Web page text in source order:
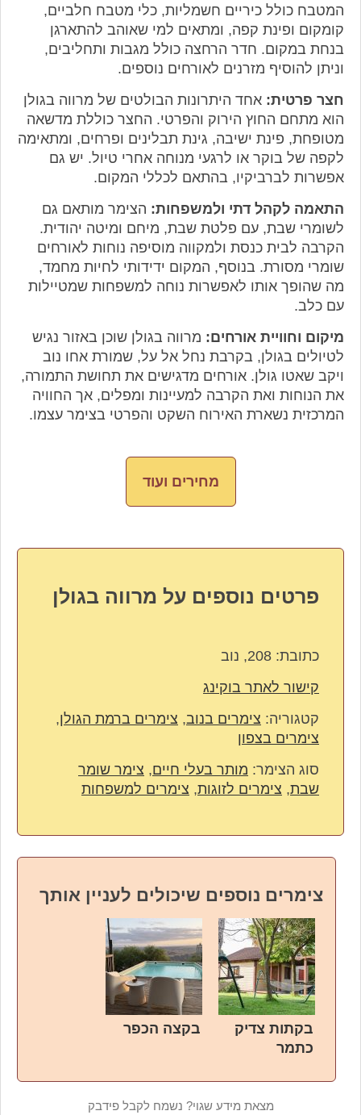
המטבח כולל כיריים חשמליות, כלי מטבח חלביים,
קומקום ופינת קפה, ומתאים למי שאוהב להתארגן
בנחת במקום. חדר הרחצה כולל מגבות ותחליבים,
וניתן להוסיף מזרנים לאורחים נוספים.
חצר פרטית: אחד היתרונות הבולטים של מרווה בגולן
הוא מתחם החוץ הירוק והפרטי. החצר כוללת מדשאה
מטופחת, פינת ישיבה, גינת תבלינים ופרחים, ומתאימה
לקפה של בוקר או לרגעי מנוחה אחרי טיול. יש גם
אפשרות לברביקיו, בהתאם לכללי המקום.
התאמה לקהל דתי ולמשפחות: הצימר מותאם גם
לשומרי שבת, עם פלטת שבת, מיחם ומיטה יהודית.
הקרבה לבית כנסת ולמקווה מוסיפה נוחות לאורחים
שומרי מסורת. בנוסף, המקום ידידותי לחיות מחמד,
מה שהופך אותו לאפשרות נוחה למשפחות שמטיילות
עם כלב.
מיקום וחוויית אורחים: מרווה בגולן שוכן באזור נגיש
לטיולים בגולן, בקרבת נחל אל על, שמורת אחו נוב
ויקב שאטו גולן. אורחים מדגישים את תחושת התמורה,
את הנוחות ואת הקרבה למעיינות ומפלים, אך החוויה
המרכזית נשארת האירוח השקט והפרטי בצימר עצמו.
מחירים ועוד
פרטים נוספים על מרווה בגולן
כתובת: 208, נוב
קישור לאתר בוקינג
קטגוריה: צימרים בנוב, צימרים ברמת הגולן,
צימרים בצפון
סוג הצימר: מותר בעלי חיים, צימר שומר
שבת, צימרים לזוגות, צימרים למשפחות
צימרים נוספים שיכולים לעניין אותך
בקתות צדיק
כתמר
בקצה הכפר
מצאת מידע שגוי? נשמח לקבל פידבק